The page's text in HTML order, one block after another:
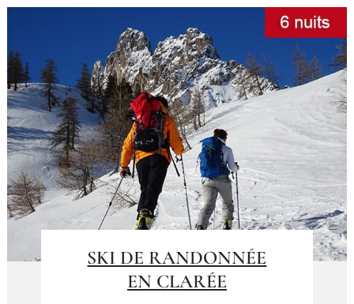
SKI DE RANDONNÉE
EN CLARÉE